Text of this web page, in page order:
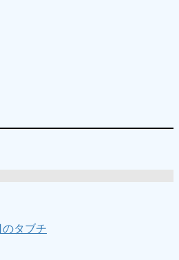
タブチ